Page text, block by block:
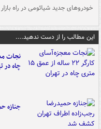
خودروهای جدید شیائومی در راه بازار
این مطالب را از دست ندهید....
چاه در
جنازه